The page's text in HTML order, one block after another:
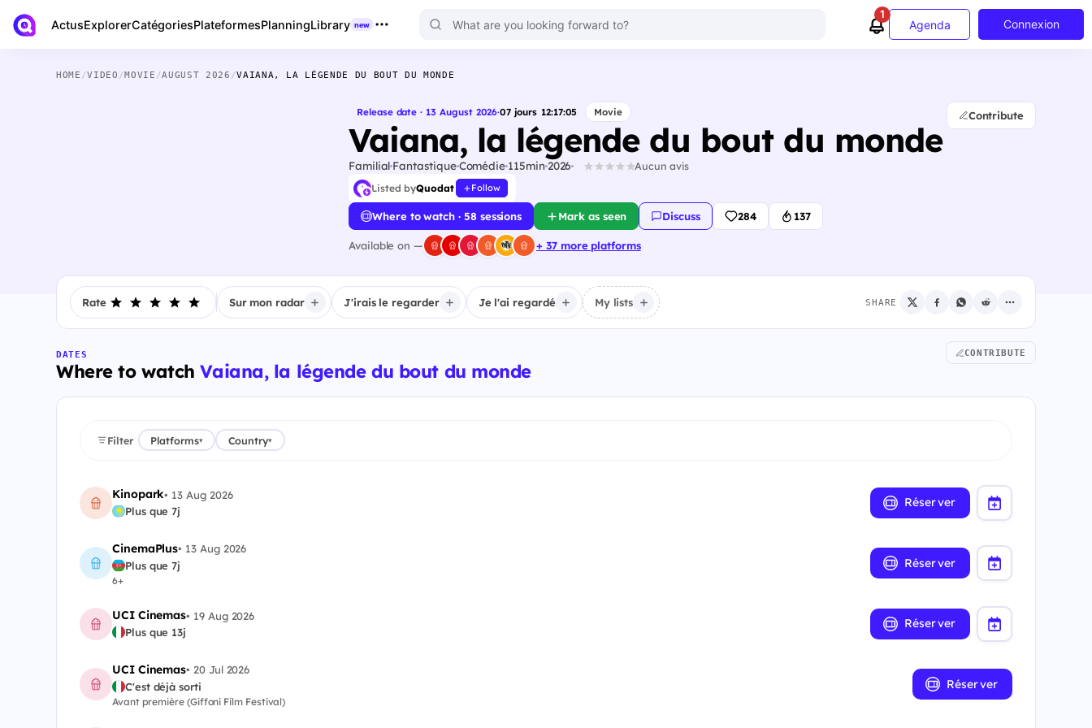
ActusExplorerCatégoriesPlateformesPlanningLibrary new
1
Agenda Connexion
HOME /VIDEO /MOVIE /AUGUST 2026 /VAIANA, LA LÉGENDE DU BOUT DU MONDE
Release date · 13 August 2026·07 jours 12:17:03 Movie
Vaiana, la légende du bout du monde
Familial FantastiqueComédie 115min 2026 Aucun avis
Listed byQuodat Follow
Contribute
Where to watch · 58 sessions Mark as seen Discuss 284 137
Available on — + 37 more platforms
Rate Sur mon radar J'irais le regarder Je l'ai regardé My lists SHARE
DATES
Where to watchVaiana, la légende du bout du monde
CONTRIBUTE
Filter Platforms▾ Country▾
Kinopark• 13 Aug 2026
Plus que 7j
Réserver
CinemaPlus• 13 Aug 2026
Plus que 7j
6+
Réserver
UCI Cinemas• 19 Aug 2026
Plus que 13j
Réserver
UCI Cinemas• 20 Jul 2026
C'est déjà sorti
Avant première (Giffoni Film Festival)
Réserver